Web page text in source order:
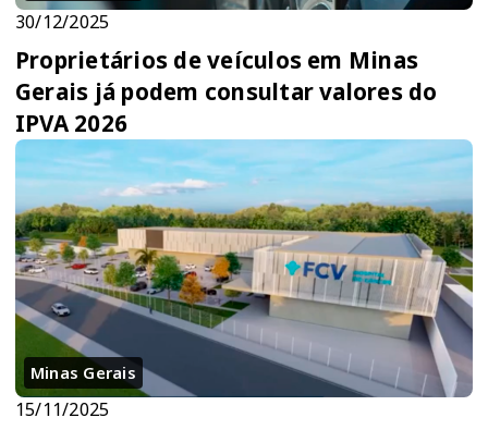
30/12/2025
Proprietários de veículos em Minas
Gerais já podem consultar valores do
IPVA 2026
Minas Gerais
15/11/2025